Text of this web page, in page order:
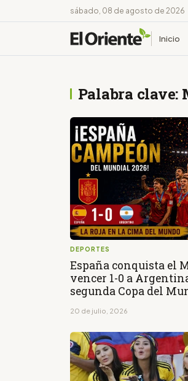
sábado, 08 de agosto de 2026
Inicio
Palabra clave:
DEPORTES
España conquista el
vencer 1-0 a
segunda Copa del
20 de julio, 2026